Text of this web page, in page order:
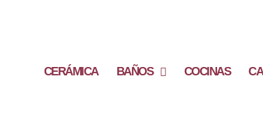
CERÁMICA BAÑOS COCINAS